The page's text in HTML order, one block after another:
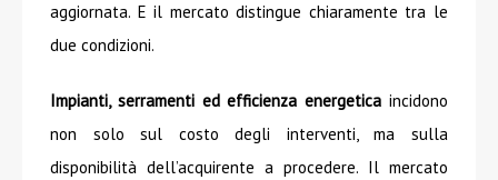
aggiornata. E il mercato distingue chiaramente tra le
due condizioni.
Impianti, serramenti ed efficienza energetica incidono
non solo sul costo degli interventi, ma sulla
disponibilità dell’acquirente a procedere. Il mercato